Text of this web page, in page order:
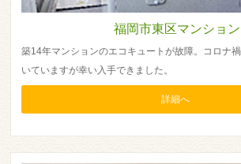
福岡市東区マンション
築14年マンションのエコキュートが故障。コロナ
いていますが幸い入手できました。
詳細へ